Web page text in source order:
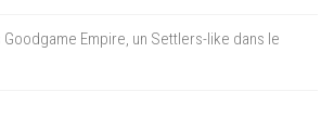
Goodgame Empire, un Settlers-like dans le